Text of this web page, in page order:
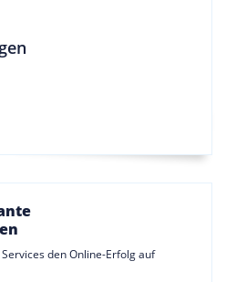
den Online-Erfolg auf